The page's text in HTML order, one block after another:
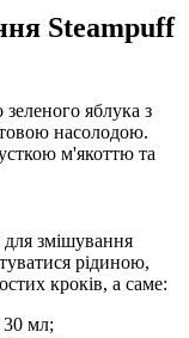
Steampuff
яблука з
насолодою.
м'якоттю та
змішування
рідиною,
кроків, а саме:
30 мл;